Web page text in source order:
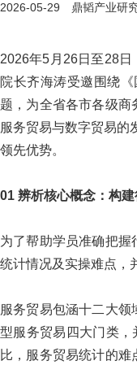
2026-05-29 鼎韬产业研
2026年5月26日至28日
院长齐海涛受邀围绕
题，为全省各市各级商
服务贸易与数字贸易的
领先优势。
01 辨析核心概念：构
为了帮助学员准确把
统计情况及实操难点，
服务贸易包涵十二大
型服务贸易四大门类
比，服务贸易统计的